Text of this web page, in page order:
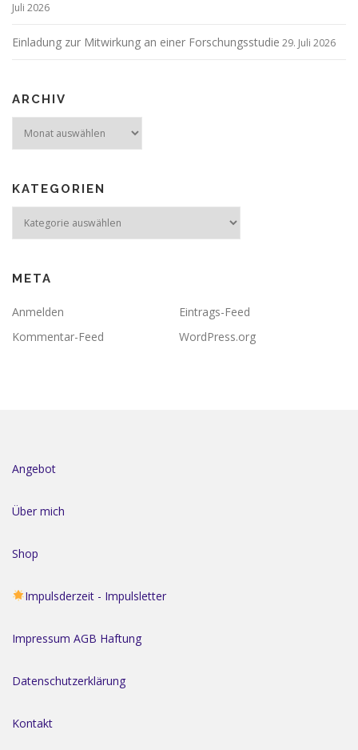
Juli 2026
Einladung zur Mitwirkung an einer Forschungsstudie 29. Juli 2026
ARCHIV
KATEGORIEN
META
Anmelden
Eintrags-Feed
Kommentar-Feed
WordPress.org
Angebot
Über mich
Shop
Impulsderzeit - Impulsletter
Impressum AGB Haftung
Datenschutzerklärung
Kontakt